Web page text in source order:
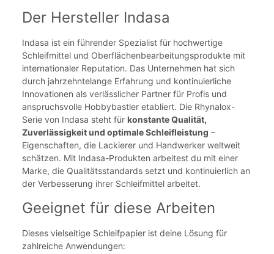
Der Hersteller Indasa
Indasa ist ein führender Spezialist für hochwertige
Schleifmittel und Oberflächenbearbeitungsprodukte mit
internationaler Reputation. Das Unternehmen hat sich
durch jahrzehntelange Erfahrung und kontinuierliche
Innovationen als verlässlicher Partner für Profis und
anspruchsvolle Hobbybastler etabliert. Die Rhynalox-
Serie von Indasa steht für konstante Qualität,
Zuverlässigkeit und optimale Schleifleistung –
Eigenschaften, die Lackierer und Handwerker weltweit
schätzen. Mit Indasa-Produkten arbeitest du mit einer
Marke, die Qualitätsstandards setzt und kontinuierlich an
der Verbesserung ihrer Schleifmittel arbeitet.
Geeignet für diese Arbeiten
Dieses vielseitige Schleifpapier ist deine Lösung für
zahlreiche Anwendungen: